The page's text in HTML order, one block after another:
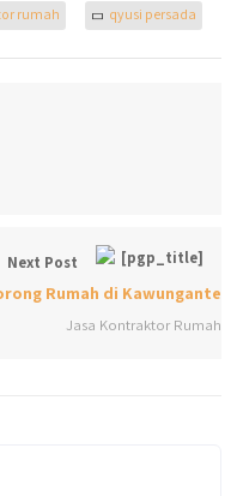
rumah qyusi persada
Next Post
Rumah di Kawungante
Jasa Kontraktor Rumah